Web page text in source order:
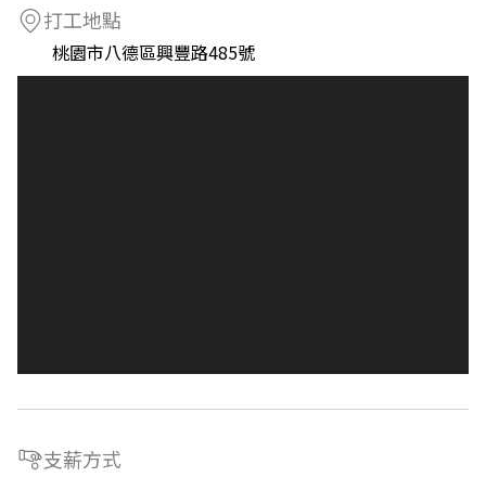
打工地點
桃園市八德區興豐路485號
支薪方式